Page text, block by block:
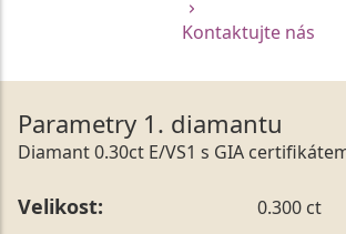
Kontaktujte nás
Parametry 1. diamantu
Diamant 0.30ct E/VS1 s GIA
Velikost: 0.300 ct